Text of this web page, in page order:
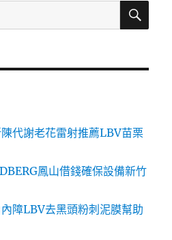
搜
代謝老花雷射推薦LBV苗栗
鳳山借錢確保設備新竹
障LBV去黑頭粉刺泥膜幫助